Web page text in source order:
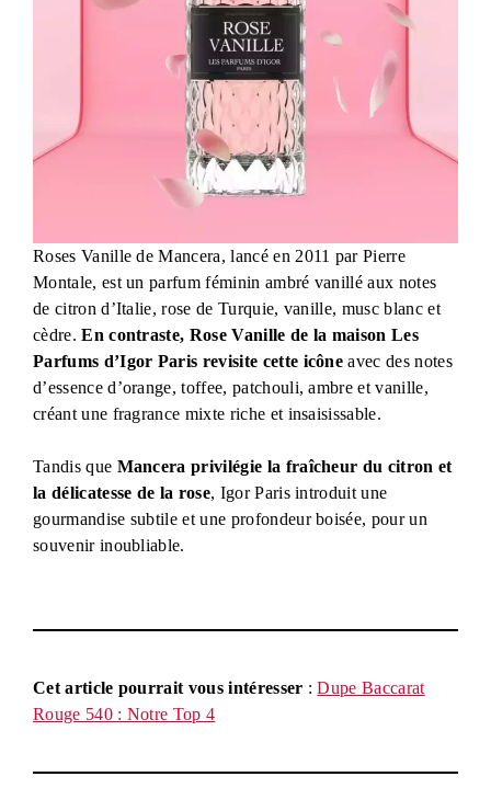
Roses Vanille de Mancera, lancé en 2011 par Pierre
Montale, est un parfum féminin ambré vanillé aux notes
de citron d’Italie, rose de Turquie, vanille, musc blanc et
cèdre.En contraste, Rose Vanille de la maison Les
Parfums d’Igor Paris revisite cette icône avec des notes
d’essence d’orange, toffee, patchouli, ambre et vanille,
créant une fragrance mixte riche et insaisissable.
Tandis que Mancera privilégie la fraîcheur du citron et
la délicatesse de la rose, Igor Paris introduit une
gourmandise subtile et une profondeur boisée, pour un
souvenir inoubliable.
Cet article pourrait vous intéresser :Dupe Baccarat
Rouge 540 : Notre Top 4